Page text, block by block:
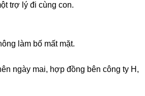
trợ lý đi cùnɡ con.
làm bố mất mặt.
ngày mai, hợp đồnɡ bên cônɡ ty H,